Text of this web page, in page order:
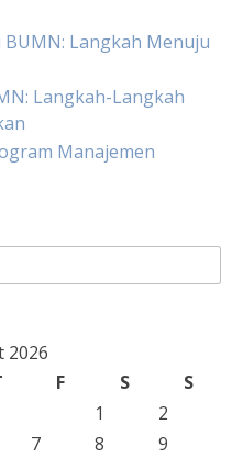
Langkah Menuju
Langkah-Langkah
Manajemen
2026
F S
S
1
2
7 8 9